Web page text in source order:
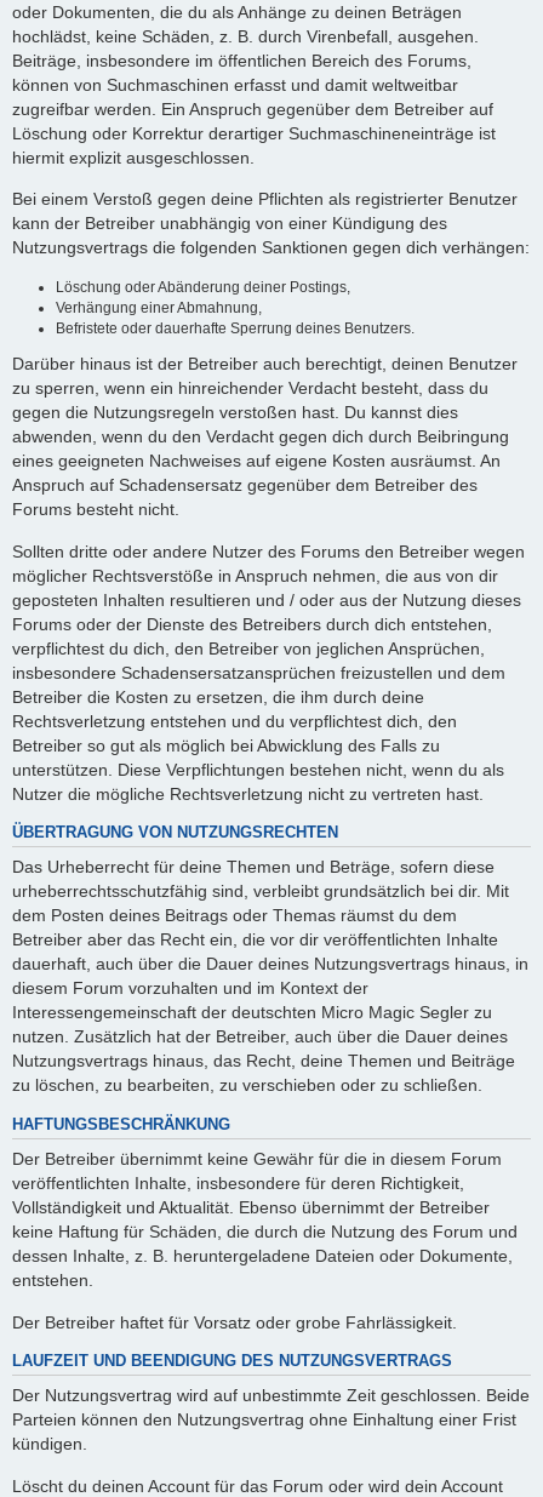
oder Dokumenten, die du als Anhänge zu deinen Beträgen
hochlädst, keine Schäden, z. B. durch Virenbefall, ausgehen.
Beiträge, insbesondere im öffentlichen Bereich des Forums,
können von Suchmaschinen erfasst und damit weltweitbar
zugreifbar werden. Ein Anspruch gegenüber dem Betreiber auf
Löschung oder Korrektur derartiger Suchmaschineneinträge ist
hiermit explizit ausgeschlossen.
Bei einem Verstoß gegen deine Pflichten als registrierter Benutzer
kann der Betreiber unabhängig von einer Kündigung des
Nutzungsvertrags die folgenden Sanktionen gegen dich verhängen:
Löschung oder Abänderung deiner Postings,
Verhängung einer Abmahnung,
Befristete oder dauerhafte Sperrung deines Benutzers.
Darüber hinaus ist der Betreiber auch berechtigt, deinen Benutzer
zu sperren, wenn ein hinreichender Verdacht besteht, dass du
gegen die Nutzungsregeln verstoßen hast. Du kannst dies
abwenden, wenn du den Verdacht gegen dich durch Beibringung
eines geeigneten Nachweises auf eigene Kosten ausräumst. An
Anspruch auf Schadensersatz gegenüber dem Betreiber des
Forums besteht nicht.
Sollten dritte oder andere Nutzer des Forums den Betreiber wegen
möglicher Rechtsverstöße in Anspruch nehmen, die aus von dir
geposteten Inhalten resultieren und / oder aus der Nutzung dieses
Forums oder der Dienste des Betreibers durch dich entstehen,
verpflichtest du dich, den Betreiber von jeglichen Ansprüchen,
insbesondere Schadensersatzansprüchen freizustellen und dem
Betreiber die Kosten zu ersetzen, die ihm durch deine
Rechtsverletzung entstehen und du verpflichtest dich, den
Betreiber so gut als möglich bei Abwicklung des Falls zu
unterstützen. Diese Verpflichtungen bestehen nicht, wenn du als
Nutzer die mögliche Rechtsverletzung nicht zu vertreten hast.
ÜBERTRAGUNG VON NUTZUNGSRECHTEN
Das Urheberrecht für deine Themen und Beträge, sofern diese
urheberrechtsschutzfähig sind, verbleibt grundsätzlich bei dir. Mit
dem Posten deines Beitrags oder Themas räumst du dem
Betreiber aber das Recht ein, die vor dir veröffentlichten Inhalte
dauerhaft, auch über die Dauer deines Nutzungsvertrags hinaus, in
diesem Forum vorzuhalten und im Kontext der
Interessengemeinschaft der deutschten Micro Magic Segler zu
nutzen. Zusätzlich hat der Betreiber, auch über die Dauer deines
Nutzungsvertrags hinaus, das Recht, deine Themen und Beiträge
zu löschen, zu bearbeiten, zu verschieben oder zu schließen.
HAFTUNGSBESCHRÄNKUNG
Der Betreiber übernimmt keine Gewähr für die in diesem Forum
veröffentlichten Inhalte, insbesondere für deren Richtigkeit,
Vollständigkeit und Aktualität. Ebenso übernimmt der Betreiber
keine Haftung für Schäden, die durch die Nutzung des Forum und
dessen Inhalte, z. B. heruntergeladene Dateien oder Dokumente,
entstehen.
Der Betreiber haftet für Vorsatz oder grobe Fahrlässigkeit.
LAUFZEIT UND BEENDIGUNG DES NUTZUNGSVERTRAGS
Der Nutzungsvertrag wird auf unbestimmte Zeit geschlossen. Beide
Parteien können den Nutzungsvertrag ohne Einhaltung einer Frist
kündigen.
Löscht du deinen Account für das Forum oder wird dein Account